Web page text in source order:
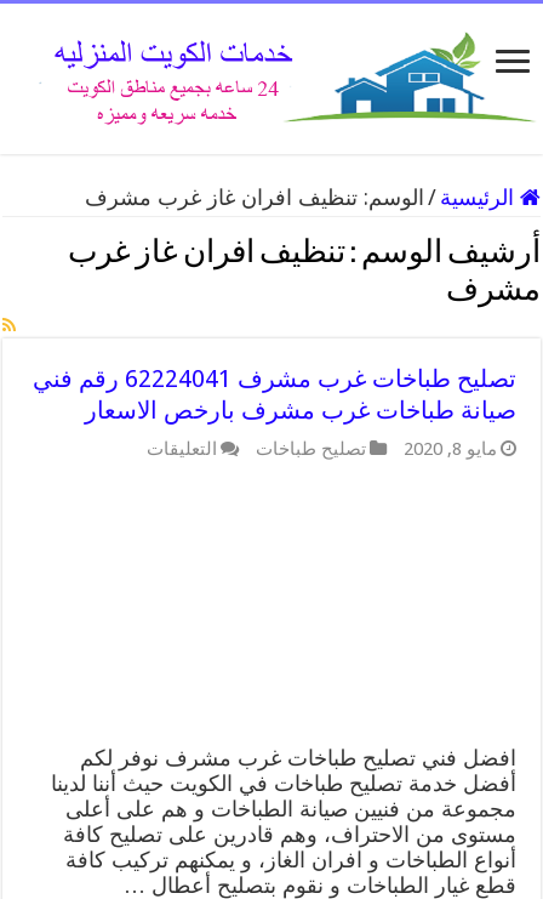
الرئيسية / الوسم:تنظيف افران غاز غرب مشرف
أرشيف الوسم :تنظيف افران غاز غرب
مشرف
تصليح طباخات غرب مشرف 62224041 رقم فني
صيانة طباخات غرب مشرف بارخص الاسعار
مايو 8, 2020 تصليح طباخات التعليقات
مغلقة
افضل فني تصليح طباخات غرب مشرف نوفر لكم
أفضل خدمة تصليح طباخات في الكويت حيث أننا لدينا
مجموعة من فنيين صيانة الطباخات و هم على أعلى
مستوى من الاحتراف، وهم قادرين على تصليح كافة
أنواع الطباخات و افران الغاز، و يمكنهم تركيب كافة
قطع غيار الطباخات و نقوم بتصليح أعطال …